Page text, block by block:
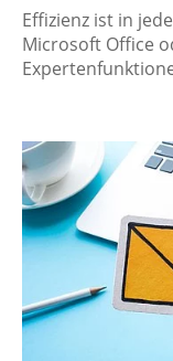
Effizienz ist in
Microsoft Office